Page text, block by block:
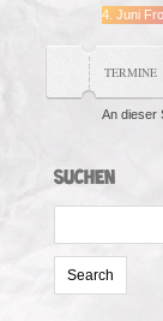
4. Juni
TERMINE
An dieser
SUCHEN